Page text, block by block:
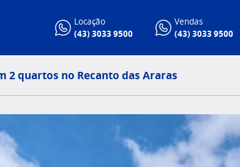
Locação
(43) 3033 9500
Vendas
(43) 3033 9500
2 quartos no Recanto das Araras